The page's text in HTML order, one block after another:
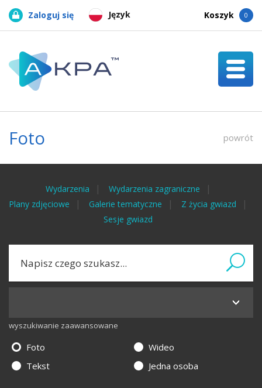
Język
Zaloguj się Koszyk 0
Foto powrót
Wydarzenia
Wydarzenia zagraniczne
Plany zdjęciowe
Galerie tematyczne
Z życia gwiazd
Sesje gwiazd
wyszukiwanie zaawansowane
Foto
Wideo
Tekst
Jedna osoba